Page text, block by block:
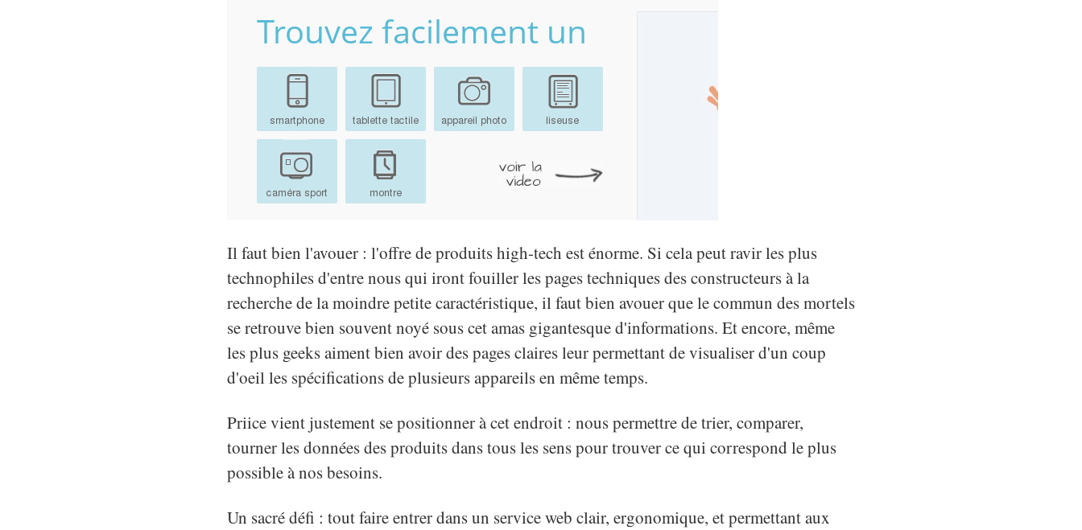
Il faut bien l'avouer : l'offre de produits high-tech est énorme. Si cela peut ravir les plus
technophiles d'entre nous qui iront fouiller les pages techniques des constructeurs à la
recherche de la moindre petite caractéristique, il faut bien avouer que le commun des mortels
se retrouve bien souvent noyé sous cet amas gigantesque d'informations. Et encore, même
les plus geeks aiment bien avoir des pages claires leur permettant de visualiser d'un coup
d'oeil les spécifications de plusieurs appareils en même temps.
Priice vient justement se positionner à cet endroit : nous permettre de trier, comparer,
tourner les données des produits dans tous les sens pour trouver ce qui correspond le plus
possible à nos besoins.
Un sacré défi : tout faire entrer dans un service web clair, ergonomique, et permettant aux